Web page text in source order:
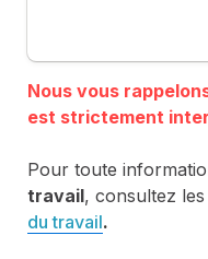
Nous vous
Pour toute
travail, consultez les
du travail